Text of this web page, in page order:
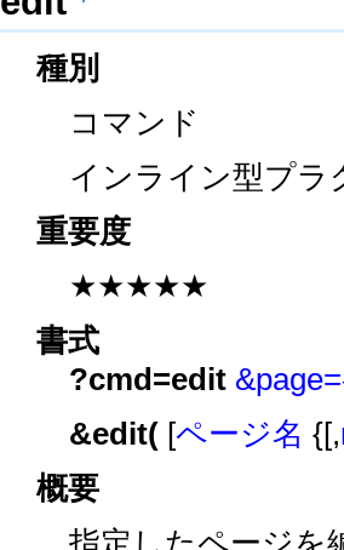
種別
コマンド
インライン型プラ
重要度
★★★★★
書式
?cmd=edit
&edit( [ページ名 {[,
概要
指定したページを